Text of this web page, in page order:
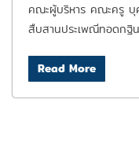
คณะผู้บริหาร คณะครู บุ
สืบสานประเพณีทอดกฐิ
Read More